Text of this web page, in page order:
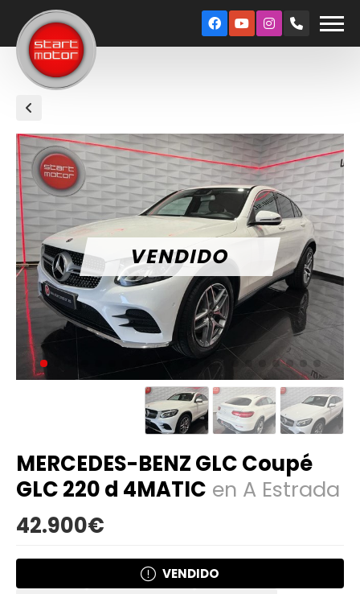
MERCEDES-BENZ GLC Coupé
GLC 220 d 4MATIC en A Estrada
42.900€
VENDIDO